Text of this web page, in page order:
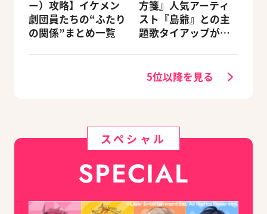
ー）攻略】イケメン
劇団員たちの“ふたり
の関係”まとめ一覧
方箋』人気アーティ
スト『島爺』との主
題歌タイアップが決
5位以降を見る
スペシャル
SPECIAL